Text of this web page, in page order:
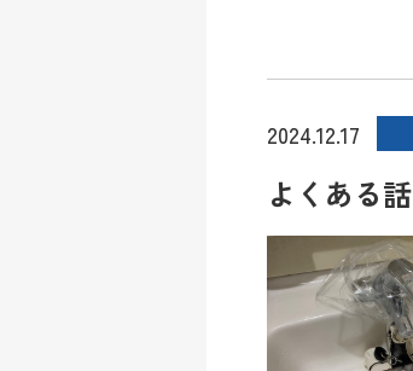
2024.12.17
よくある話